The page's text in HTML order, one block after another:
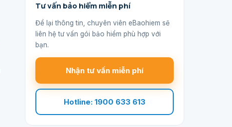
Tư vấn bảo hiểm miễn phí
Để lại thông tin, chuyên viên eBaohiem sẽ
liên hệ tư vấn gói bảo hiểm phù hợp với
bạn.
Nhận tư vấn miễn phí
Hotline: 1900 633 613